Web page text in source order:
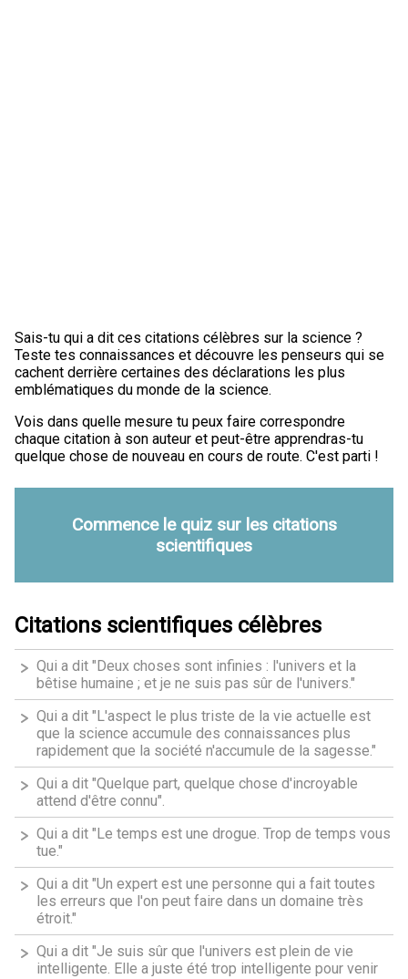
Sais-tu qui a dit ces citations célèbres sur la science ?
Teste tes connaissances et découvre les penseurs qui se
cachent derrière certaines des déclarations les plus
emblématiques du monde de la science.
Vois dans quelle mesure tu peux faire correspondre
chaque citation à son auteur et peut-être apprendras-tu
quelque chose de nouveau en cours de route. C'est parti !
Commence le quiz sur les citations
scientifiques
Citations scientifiques célèbres
Qui a dit "Deux choses sont infinies : l'univers et la
bêtise humaine ; et je ne suis pas sûr de l'univers."
Qui a dit "L'aspect le plus triste de la vie actuelle est
que la science accumule des connaissances plus
rapidement que la société n'accumule de la sagesse."
Qui a dit "Quelque part, quelque chose d'incroyable
attend d'être connu".
Qui a dit "Le temps est une drogue. Trop de temps vous
tue."
Qui a dit "Un expert est une personne qui a fait toutes
les erreurs que l'on peut faire dans un domaine très
étroit."
Qui a dit "Je suis sûr que l'univers est plein de vie
intelligente. Elle a juste été trop intelligente pour venir